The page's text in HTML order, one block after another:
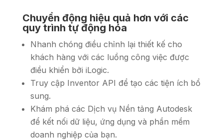
Chuyển động hiệu quả hơn với các
quy trình tự động hóa
Nhanh chóng điều chỉnh lại thiết kế cho
khách hàng với các luồng công việc được
điều khiển bởi iLogic.
Truy cập Inventor API để tạo các tiện ích bổ
sung.
Khám phá các Dịch vụ Nền tảng Autodesk
để kết nối dữ liệu, ứng dụng và phần mềm
doanh nghiệp của bạn.